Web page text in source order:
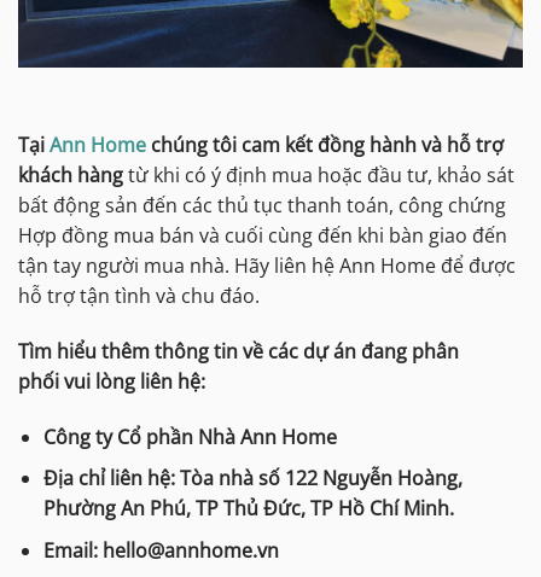
TạiAnn Home chúng tôi cam kết đồng hành và hỗ trợ
khách hàngtừ khi có ý định mua hoặc đầu tư, khảo sát
bất động sản đến các thủ tục thanh toán, công chứng
Hợp đồng mua bán và cuối cùng đến khi bàn giao đến
tận tay người mua nhà. Hãy liên hệ Ann Home để được
hỗ trợ tận tình và chu đáo.
Tìm hiểu thêm thông tin về các dự án đang phân
phối vui lòng liên hệ:
Công ty Cổ phần Nhà Ann Home
Địa chỉ liên hệ: Tòa nhà số 122 Nguyễn Hoàng,
Phường An Phú, TP Thủ Đức, TP Hồ Chí Minh.
Email: hello@annhome.vn